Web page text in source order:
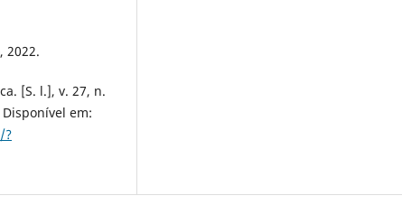
2022.
[S. l.], v. 27, n.
Disponível em:
?